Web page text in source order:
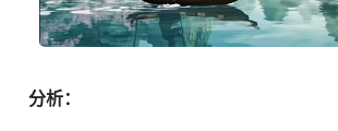
分析：